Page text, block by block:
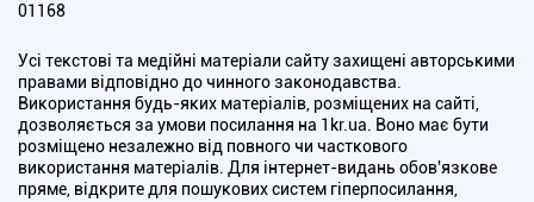
01168
Усі текстові та медійні матеріали сайту захищені авторськими
правами відповідно до чинного законодавства.
Використання будь-яких матеріалів, розміщених на сайті,
дозволяється за умови посилання на 1kr.ua. Воно має бути
розміщено незалежно від повного чи часткового
використання матеріалів. Для інтернет-видань обов'язкове
пряме, відкрите для пошукових систем гіперпосилання,